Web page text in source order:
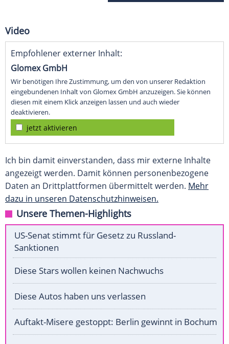
Video
Empfohlener externer Inhalt:
Glomex GmbH
Wir benötigen Ihre Zustimmung, um den von unserer Redaktion
eingebundenen Inhalt von Glomex GmbH anzuzeigen. Sie können
diesen mit einem Klick anzeigen lassen und auch wieder
deaktivieren.
jetzt aktivieren
Ich bin damit einverstanden, dass mir externe Inhalte
angezeigt werden. Damit können personenbezogene
Daten an Drittplattformen übermittelt werden. Mehr
dazu in unseren Datenschutzhinweisen.
Unsere Themen-Highlights
US-Senat stimmt für Gesetz zu Russland-
Sanktionen
Diese Stars wollen keinen Nachwuchs
Diese Autos haben uns verlassen
Auftakt-Misere gestoppt: Berlin gewinnt in Bochum